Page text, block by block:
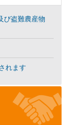
び盗難農産物
れます